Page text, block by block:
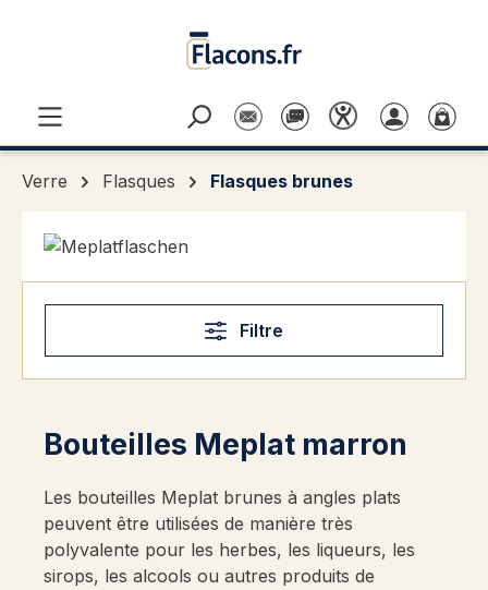
Verre Flasques Flasques brunes
Filtre
Bouteilles Meplat marron
Les bouteilles Meplat brunes à angles plats
peuvent être utilisées de manière très
polyvalente pour les herbes, les liqueurs, les
sirops, les alcools ou autres produits de